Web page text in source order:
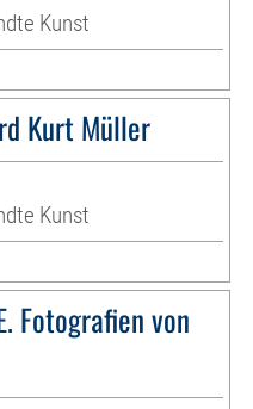
Kunst
Kurt Müller
Kunst
Fotografien von